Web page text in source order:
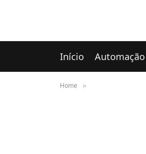
Início Automação
Home »